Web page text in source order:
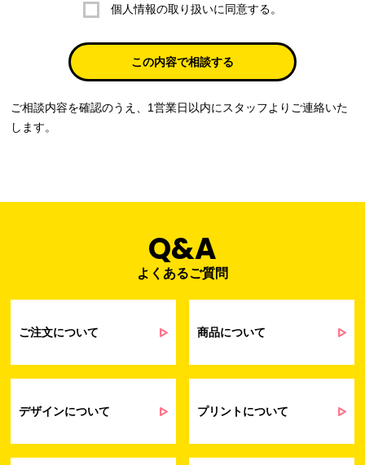
株式会社ラブ・ラボ
電話：087-847-2000
電子メール：info@rub-lab.com
３. 個人情報（保有個人データを含む）の利用目的
個人情報の利用目的
受発注業務
会員管理業務
（開示対象個人情
当社通信販売における受発注業務のため
事業活動における満足度、要望等に関す
るアンケート等の収集・分析・統計のため
せ業務に関するお取引先様との業務連絡や
弊社製品やサービスに関する情報、また
は営業およびマーケティング活動（セミナ
個人情報の取り扱いに同意する。
この内容で相談する
ご相談内容を確認のうえ、1営業日以内にスタッフよりご連絡いた
します。
Q&A
よくあるご質問
ご注文について 商品について
デザインについて プリントについて